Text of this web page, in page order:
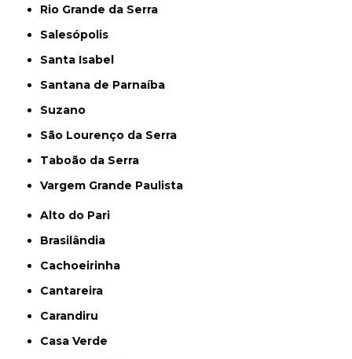
Rio Grande da Serra
Salesópolis
Santa Isabel
Santana de Parnaíba
Suzano
São Lourenço da Serra
Taboão da Serra
Vargem Grande Paulista
Alto do Pari
Brasilândia
Cachoeirinha
Cantareira
Carandiru
Casa Verde